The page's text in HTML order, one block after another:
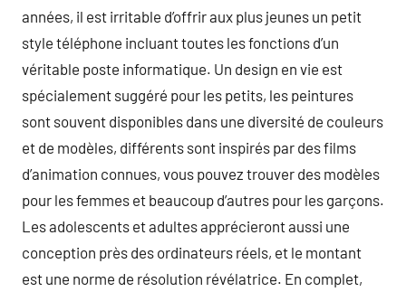
années, il est irritable d’offrir aux plus jeunes un petit
style téléphone incluant toutes les fonctions d’un
véritable poste informatique. Un design en vie est
spécialement suggéré pour les petits, les peintures
sont souvent disponibles dans une diversité de couleurs
et de modèles, différents sont inspirés par des films
d’animation connues, vous pouvez trouver des modèles
pour les femmes et beaucoup d’autres pour les garçons.
Les adolescents et adultes apprécieront aussi une
conception près des ordinateurs réels, et le montant
est une norme de résolution révélatrice. En complet,